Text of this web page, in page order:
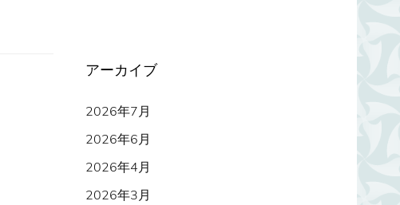
アーカイブ
2026年7月
2026年6月
2026年4月
2026年3月